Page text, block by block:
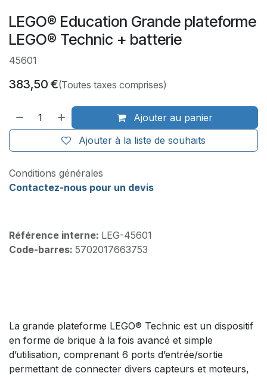
LEGO® Education Grande plateforme
LEGO® Technic + batterie
45601
383,50 €(Toutes taxes comprises)
Ajouter au panier
Ajouter à la liste de souhaits
Conditions générales
Contactez-nous pour un devis
Référence interne: LEG-45601
Code-barres: 5702017663753
La grande plateforme LEGO® Technic est un dispositif
en forme de brique à la fois avancé et simple
d’utilisation, comprenant 6 ports d’entrée/sortie
permettant de connecter divers capteurs et moteurs,